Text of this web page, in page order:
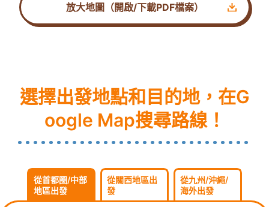
放大地圖（開啟/下載PDF檔案）
選擇出發地點和目的地，在G
oogle Map搜尋路線！
從首都圈/中部
地區出發
從關西地區出
發
從九州/沖繩/
海外出發